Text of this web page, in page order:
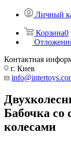
Личный
Корзина0
Контактная
г. Киев
Бабочка
колесами